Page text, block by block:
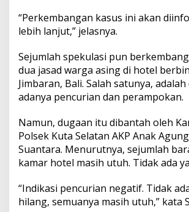
c
o
t
i
n
e
n
a
l
B
a
l
“Perkembangan kasus ini akan
lebih lanjut,” jelasnya.
Sejumlah spekulasi pun
dua jasad warga asing di hotel
Jimbaran, Bali. Salah satunya,
adanya pencurian dan perampokan.
Namun, dugaan itu dibantah oleh
Polsek Kuta Selatan AKP Anak
Suantara. Menurutnya, sejumlah
kamar hotel masih utuh. Tidak ada
“Indikasi pencurian negatif. Tidak
hilang, semuanya masih utuh,” kata